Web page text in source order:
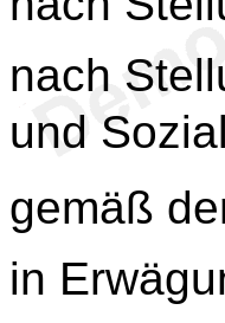
nach
und
gemäß
in